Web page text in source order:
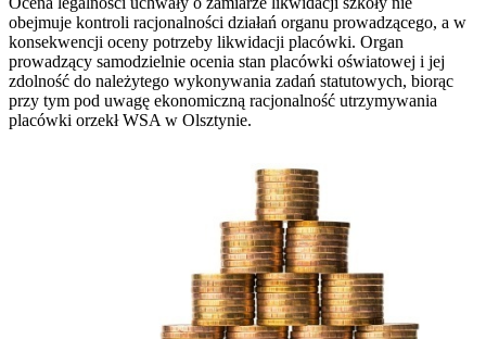
obejmuje kontroli racjonalności działań organu prowadzącego, a w
konsekwencji oceny potrzeby likwidacji placówki. Organ
prowadzący samodzielnie ocenia stan placówki oświatowej i jej
zdolność do należytego wykonywania zadań statutowych, biorąc
przy tym pod uwagę ekonomiczną racjonalność utrzymywania
placówki orzekł WSA w Olsztynie.